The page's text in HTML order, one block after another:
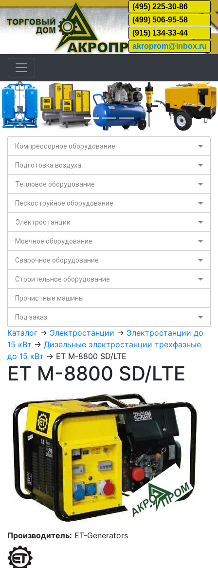
(495) 225-30-86
(499) 506-95-58
(915) 134-33-44
akroprom@inbox.ru
Назад
Компрессорное оборудование
Подготовка воздуха
Тепловое оборудование
Пескоструйное оборудование
Электростанции
Моечное оборудование
Сварочное оборудование
Строительное оборудование
Прочистные машины
Под заказ
Каталог -> Электростанции -> Электростанции до
15 кВт -> Дизельные электростанции трехфазные
до 15 кВт -> ET M-8800 SD/LTE
ET M-8800 SD/LTE
Производитель: ET-Generators